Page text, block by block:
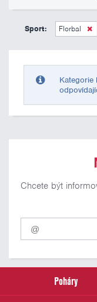
0 Kč
Sport: Florbal
Kategorie
Chcete být
Pro
odběr
našich
email
Poháry